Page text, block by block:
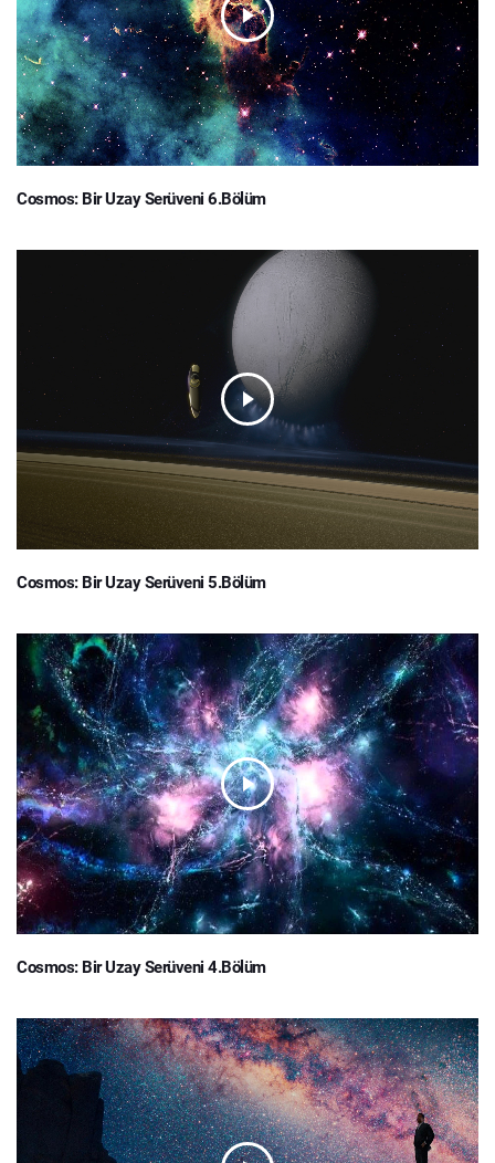
Cosmos: Bir Uzay Serüveni 6.Bölüm
Cosmos: Bir Uzay Serüveni 5.Bölüm
Cosmos: Bir Uzay Serüveni 4.Bölüm